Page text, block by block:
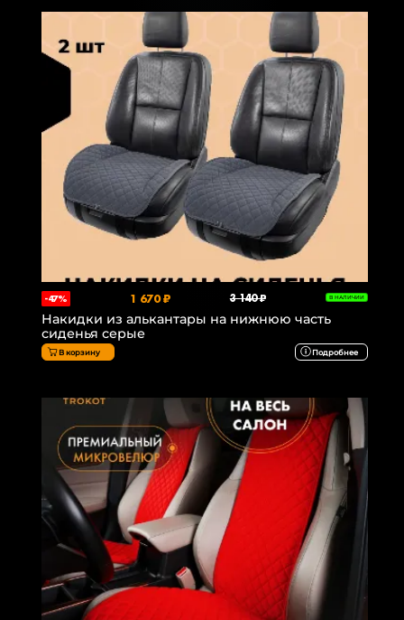
-47% 1 670 ₽ 3 140 ₽ В НАЛИЧИИ
Накидки из алькантары на нижнюю часть
сиденья серые
В корзину Подробнее